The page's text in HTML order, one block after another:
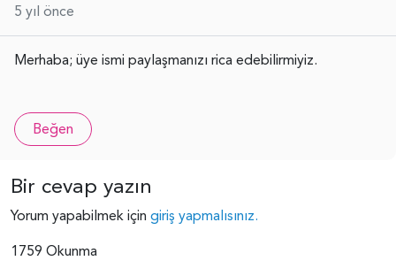
5 yıl önce
Merhaba; üye ismi paylaşmanızı rica edebilirmiyiz.
Beğen
Bir cevap yazın
Yorum yapabilmek için giriş yapmalısınız.
1759 Okunma